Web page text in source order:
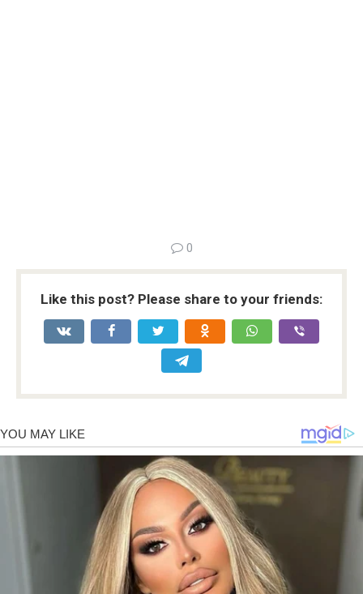
0
Like this post? Please share to your friends: